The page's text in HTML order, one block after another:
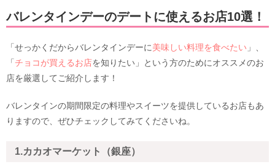
バレンタインデーのデートに使えるお店10選！
「せっかくだからバレンタインデーに美味しい料理を食べたい 」、
「 チョコが買えるお店を知りたい」という方のためにオススメのお
店を厳選してご紹介します！
バレンタインの期間限定の料理やスイーツを提供しているお店もあ
りますので、ぜひチェックしてみてくださいね。
1.カカオマーケット（銀座）